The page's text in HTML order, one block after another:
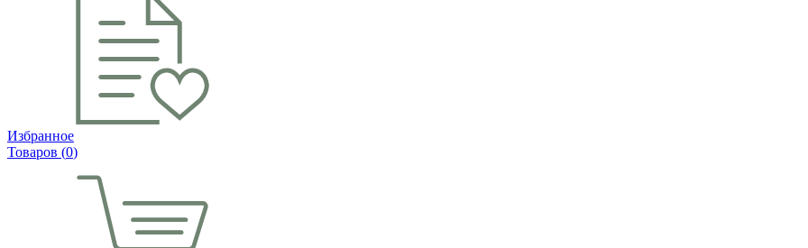
Избранное
Товаров (0)